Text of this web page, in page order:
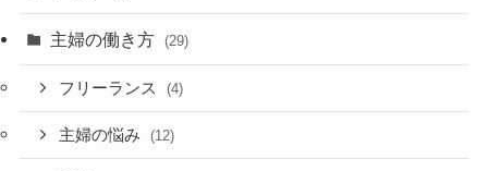
主婦の働き方 (29)
フリーランス (4)
主婦の悩み (12)